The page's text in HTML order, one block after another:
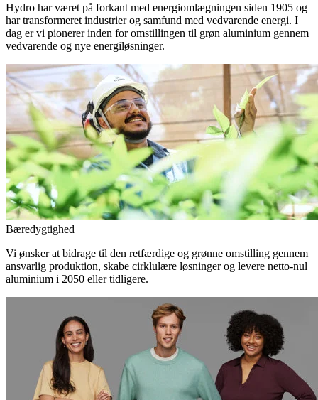
Hydro har været på forkant med energiomlægningen siden 1905 og
har transformeret industrier og samfund med vedvarende energi. I
dag er vi pionerer inden for omstillingen til grøn aluminium gennem
vedvarende og nye energiløsninger.
Bæredygtighed
Vi ønsker at bidrage til den retfærdige og grønne omstilling gennem
ansvarlig produktion, skabe cirklulære løsninger og levere netto-nul
aluminium i 2050 eller tidligere.